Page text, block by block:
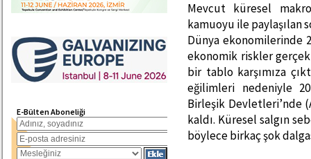
E-Bülten Aboneliği
Mevcut küresel
kamuoyu ile paylaşılan
Dünya ekonomilerinde
ekonomik riskler
bir tablo karşımıza
eğilimleri nedeniyle
Birleşik Devletleri’nde
kaldı. Küresel salgın
böylece birkaç şok